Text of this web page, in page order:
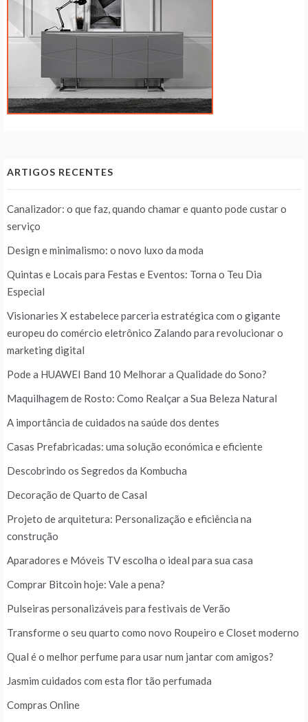
ARTIGOS RECENTES
Canalizador: o que faz, quando chamar e quanto pode custar o
serviço
Design e minimalismo: o novo luxo da moda
Quintas e Locais para Festas e Eventos: Torna o Teu Dia
Especial
Visionaries X estabelece parceria estratégica com o gigante
europeu do comércio eletrônico Zalando para revolucionar o
marketing digital
Pode a HUAWEI Band 10 Melhorar a Qualidade do Sono?
Maquilhagem de Rosto: Como Realçar a Sua Beleza Natural
A importância de cuidados na saúde dos dentes
Casas Prefabricadas: uma solução económica e eficiente
Descobrindo os Segredos da Kombucha
Decoração de Quarto de Casal
Projeto de arquitetura: Personalização e eficiência na
construção
Aparadores e Móveis TV escolha o ideal para sua casa
Comprar Bitcoin hoje: Vale a pena?
Pulseiras personalizáveis para festivais de Verão
Transforme o seu quarto como novo Roupeiro e Closet moderno
Qual é o melhor perfume para usar num jantar com amigos?
Jasmim cuidados com esta flor tão perfumada
Compras Online